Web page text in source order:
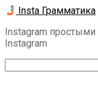
Перейти
контенту
Insta Грамматика
Instagram
Instagram